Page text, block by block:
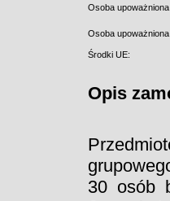
Osoba
Osoba
Środki UE:
Opis
30 osób